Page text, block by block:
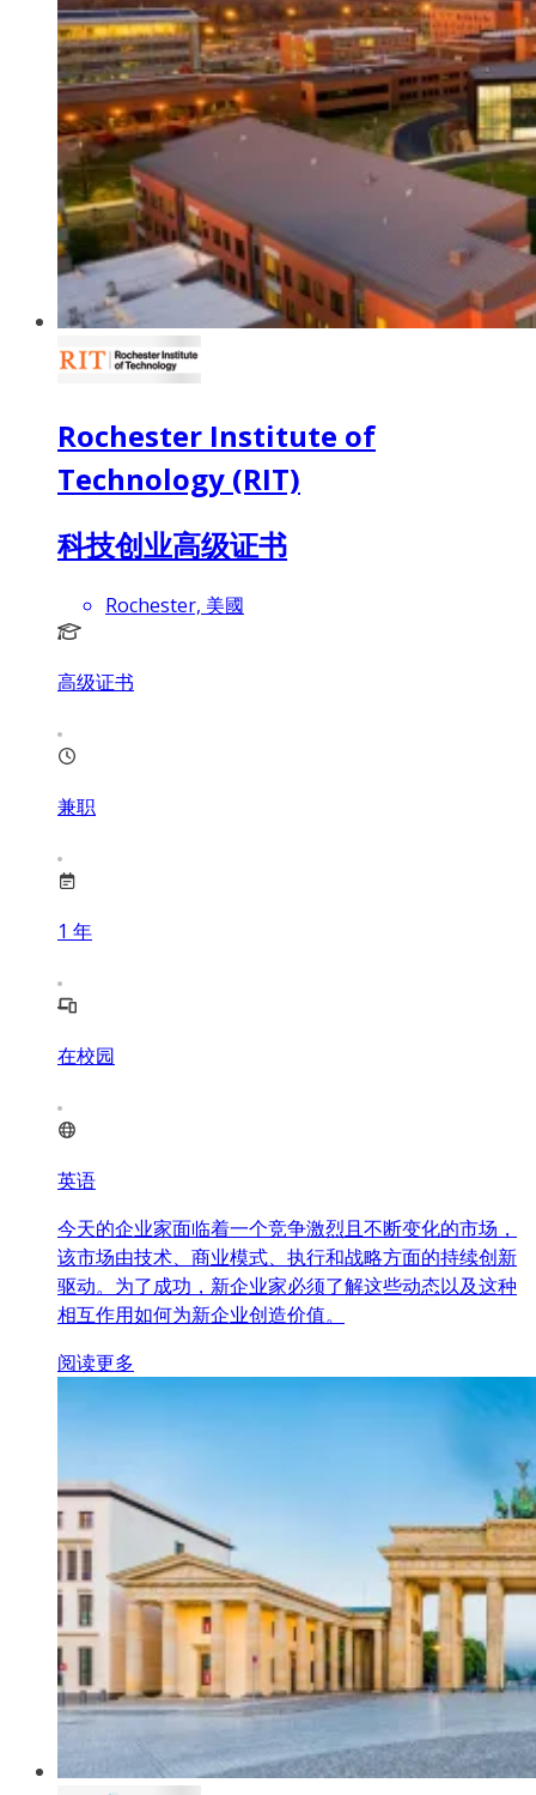
Rochester Institute of
Technology (RIT)
科技创业高级证书
Rochester, 美國
高级证书
兼职
1 年
在校园
英语
今天的企业家面临着一个竞争激烈且不断变化的市场，
该市场由技术、商业模式、执行和战略方面的持续创新
驱动。为了成功，新企业家必须了解这些动态以及这种
相互作用如何为新企业创造价值。
阅读更多